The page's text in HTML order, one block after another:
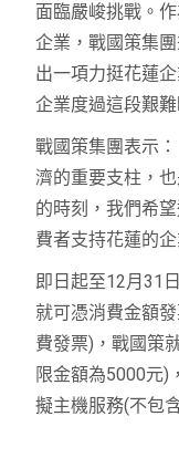
面臨嚴峻挑戰。
企業，戰國策集
出一項力挺花蓮
企業度過這段艱難
戰國策集團表示
濟的重要支柱，
的時刻，我們希
費者支持花蓮的
即日起至12月31
就可憑消費金額
費發票)，戰國策
限金額為5000元)
擬主機服務(不包